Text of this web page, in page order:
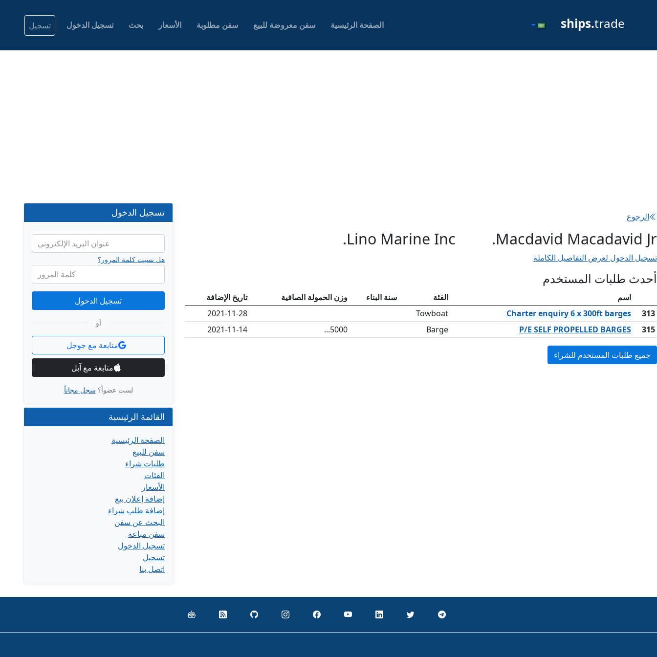
ships.trade الصفحة الرئيسية سفن معروضة للبيع سفن مطلوبة الأسعار بحث تسجيل الدخول تسجيل
الرجوع
Macdavid Macadavid Jr.
تسجيل الدخول لعرض التفاصيل الكاملة
Lino Marine Inc.
أحدث طلبات المستخدم
اسم الفئة سنة البناء وزن الحمولة الصافية
تاريخ الإضافة
313
Charter enquiry 6 x 300ft barges
Towboat
2021-11-28
315
P/E SELF PROPELLED BARGES
Barge
5000...
2021-11-14
جميع طلبات المستخدم للشراء
تسجيل الدخول
عنوان البريد الإلكتروني
كلمة المرور
هل نسيت كلمة المرور؟
تسجيل الدخول
أو
متابعة مع جوجل
متابعة مع آبل
لست عضواً؟ سجل مجاناً
القائمة الرئيسية
الصفحة الرئيسية
سفن للبيع
طلبات شراء
الفئات
الأسعار
إضافة إعلان بيع
إضافة طلب شراء
البحث عن سفن
سفن مباعة
تسجيل الدخول
تسجيل
اتصل بنا